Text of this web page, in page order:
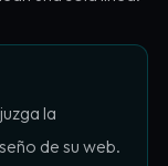
la
de su web.